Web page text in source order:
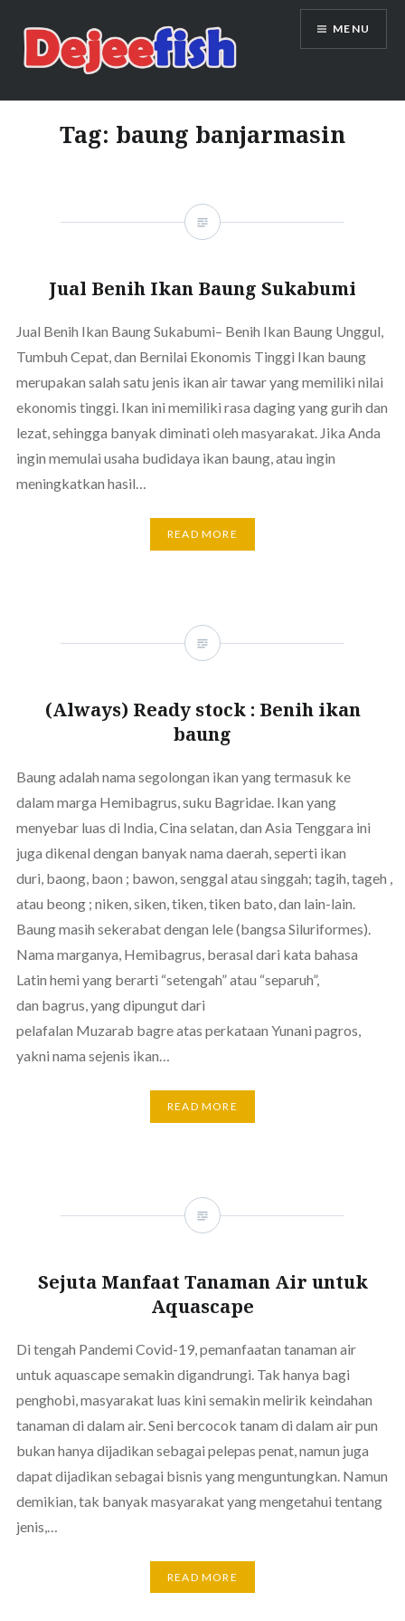
content
DEJEEFISH | PRODUSEN BENIH
IKAN BERKUALITAS INDONESIA
MENU
Tag: baung banjarmasin
Jual Benih Ikan Baung Sukabumi
Jual Benih Ikan Baung Sukabumi– Benih Ikan Baung Unggul,
Tumbuh Cepat, dan Bernilai Ekonomis Tinggi Ikan baung
merupakan salah satu jenis ikan air tawar yang memiliki nilai
ekonomis tinggi. Ikan ini memiliki rasa daging yang gurih dan
lezat, sehingga banyak diminati oleh masyarakat. Jika Anda
ingin memulai usaha budidaya ikan baung, atau ingin
meningkatkan hasil…
READ MORE
(Always) Ready stock : Benih ikan
baung
Baung adalah nama segolongan ikan yang termasuk ke
dalam marga Hemibagrus, suku Bagridae. Ikan yang
menyebar luas di India, Cina selatan, dan Asia Tenggara ini
juga dikenal dengan banyak nama daerah, seperti ikan
duri, baong, baon ; bawon, senggal atau singgah; tagih, tageh ,
atau beong ; niken, siken, tiken, tiken bato, dan lain-lain.
Baung masih sekerabat dengan lele (bangsa Siluriformes).
Nama marganya, Hemibagrus, berasal dari kata bahasa
Latin hemi yang berarti “setengah” atau “separuh”,
dan bagrus, yang dipungut dari
pelafalan Muzarab bagre atas perkataan Yunani pagros,
yakni nama sejenis ikan…
READ MORE
Sejuta Manfaat Tanaman Air untuk
Aquascape
Di tengah Pandemi Covid-19, pemanfaatan tanaman air
untuk aquascape semakin digandrungi. Tak hanya bagi
penghobi, masyarakat luas kini semakin melirik keindahan
tanaman di dalam air. Seni bercocok tanam di dalam air pun
bukan hanya dijadikan sebagai pelepas penat, namun juga
dapat dijadikan sebagai bisnis yang menguntungkan. Namun
demikian, tak banyak masyarakat yang mengetahui tentang
jenis,…
READ MORE